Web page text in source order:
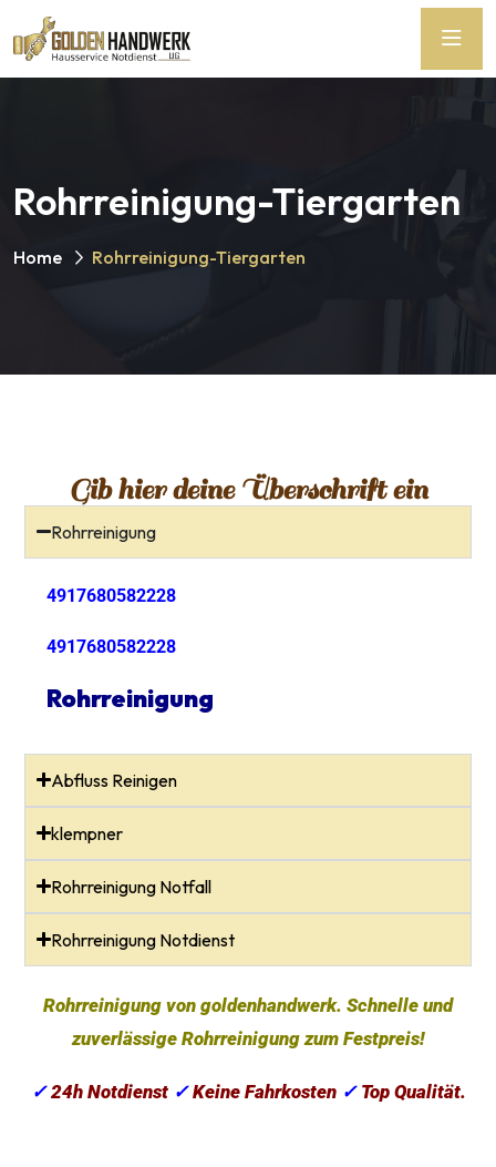
Rohrreinigung-Tiergarten
Home Rohrreinigung-Tiergarten
Gib hier deine Überschrift ein
Rohrreinigung
4917680582228
4917680582228
Rohrreinigung
Abfluss Reinigen
klempner
Rohrreinigung Notfall
Rohrreinigung Notdienst
Rohrreinigung von goldenhandwerk. Schnelle und
zuverlässige Rohrreinigung zum Festpreis!
✓24h Notdienst ✓Keine Fahrkosten ✓Top Qualität.